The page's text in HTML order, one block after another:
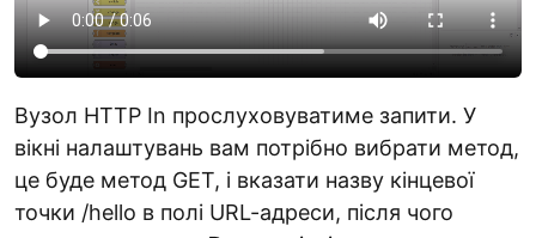
Вузол HTTP In прослуховуватиме запити. У
вікні налаштувань вам потрібно вибрати метод,
це буде метод GET, і вказати назву кінцевої
точки /hello в полі URL-адреси, після чого